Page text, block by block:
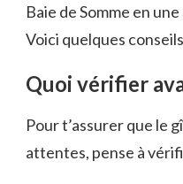
Baie de Somme en
Voici quelques
Quoi vérifier
Pour t’assurer que le
attentes, pense à